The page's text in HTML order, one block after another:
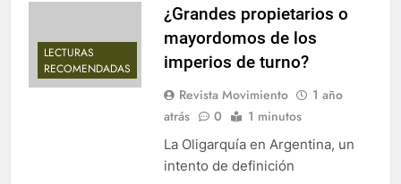
LECTURAS
RECOMENDADAS
¿Grandes propietarios o
mayordomos de los
imperios de turno?
Revista Movimiento
1 año
atrás
0 1 minutos
La Oligarquía en Argentina, un
intento de definición